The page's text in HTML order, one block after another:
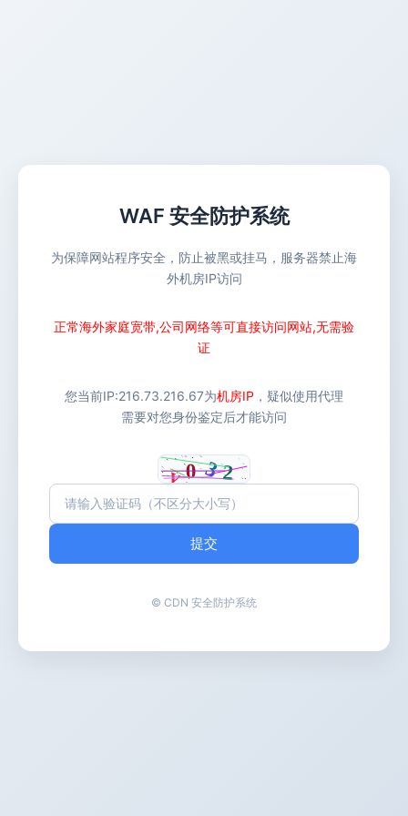
WAF 安全防护系统
为保障网站程序安全，防止被黑或挂马，服务器禁止海
外机房IP访问
正常海外家庭宽带,公司网络等可直接访问网站,无需验
证
您当前IP:216.73.216.67为机房IP ，疑似使用代理
需要对您身份鉴定后才能访问
提交
© CDN 安全防护系统